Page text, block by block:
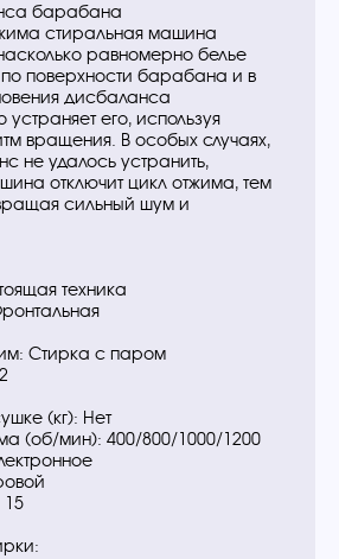
барабана
стиральная машина
равномерно белье
поверхности барабана и в
дисбаланса
устраняет его, используя
вращения. В особых случаях,
не удалось устранить,
отключит цикл отжима, тем
сильный шум и
техника
Стирка с паром
(кг): Нет
(об/мин): 400/800/1000/1200